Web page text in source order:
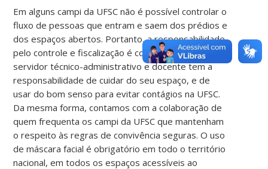
Em alguns campi da UFSC não é possível controlar o
fluxo de pessoas que entram e saem dos prédios e
dos espaços abertos. Portanto, a responsabilidade
pelo controle e fiscalização é compartilhada.Cada
servidor técnico-administrativo e docente tem a
responsabilidade de cuidar do seu espaço, e de
usar do bom senso para evitar contágios na UFSC.
Da mesma forma, contamos com a colaboração de
quem frequenta os campi da UFSC que mantenham
o respeito às regras de convivência seguras.O uso
de máscara facial é obrigatório em todo o território
nacional, em todos os espaços acessíveis ao